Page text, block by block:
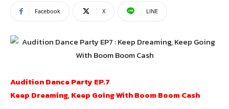
Facebook X LINE
Audition Dance Party EP.7
Keep Dreaming, Keep Going With Boom Boom Cash